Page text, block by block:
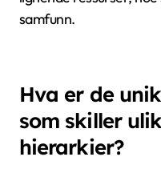
ujevne tilgangen kan
materielle ressurser,
skape en syklus av
individer med lavere